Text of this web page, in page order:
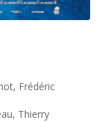
Frédéric
Thierry